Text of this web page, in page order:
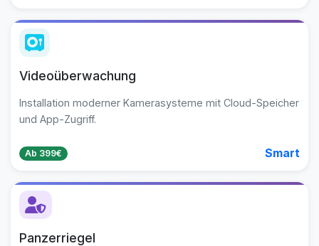
Videoüberwachung
Installation moderner Kamerasysteme mit Cloud-Speicher
und App-Zugriff.
Ab 399€ Smart
Panzerriegel